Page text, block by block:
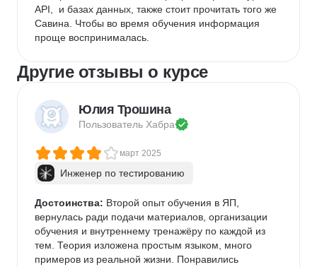
API,  и базах данных, также стоит прочитать того же
Савина. Чтобы во время обучения информация
проще воспринималась.
Другие отзывы о курсе
Юлия Трошина
Пользователь Хабра
март 2025
Инженер по тестированию
Достоинства: Второй опыт обучения в ЯП,
вернулась ради подачи материалов, организации
обучения и внутреннему тренажёру по каждой из
тем. Теория изложена простым языком, много
примеров из реальной жизни. Понравились